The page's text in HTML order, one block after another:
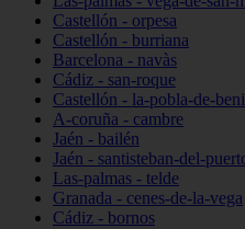
Castellón - orpesa
Castellón - burriana
Barcelona - navàs
Cádiz - san-roque
Castellón - la-pobla-de-
A-coruña - cambre
Jaén - bailén
Jaén - santisteban-del-
Las-palmas - telde
Granada - cenes-de-la-vega
Cádiz - bornos